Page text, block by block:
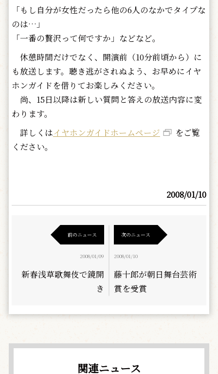
「もし自分が女性だったら他の6人のなかでタイプな
のは…」
「一番の贅沢って何ですか」などなど。
休憩時間だけでなく、開演前（10分前頃から）に
も放送します。聴き逃がされぬよう、お早めにイヤ
ホンガイドを借りてお楽しみください。
尚、15日以降は新しい質問と答えの放送内容に変
わります。
詳しくはイヤホンガイドホームページ
をご覧
ください。
2008/01/10
前のニュース
2008/01/09
新春浅草歌舞伎で鏡開
き
次のニュース
2008/01/10
藤十郎が朝日舞台芸術
賞を受賞
関連ニュース